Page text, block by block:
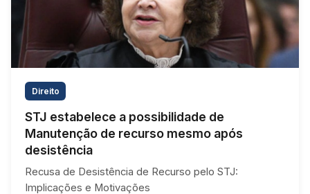
Direito
STJ estabelece a possibilidade de
Manutenção de recurso mesmo após
desistência
Recusa de Desistência de Recurso pelo STJ:
Implicações e Motivações